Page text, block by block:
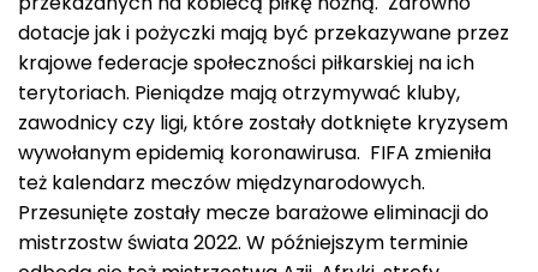
dotacje jak i pożyczki mają być przekazywane przez
krajowe federacje społeczności piłkarskiej na ich
terytoriach. Pieniądze mają otrzymywać kluby,
zawodnicy czy ligi, które zostały dotknięte kryzysem
wywołanym epidemią koronawirusa. FIFA zmieniła
też kalendarz meczów międzynarodowych.
Przesunięte zostały mecze barażowe eliminacji do
mistrzostw świata 2022. W późniejszym terminie